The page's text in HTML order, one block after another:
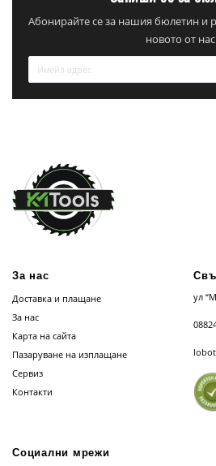
Абонирайте се за нашия бюлетин и
новото от
За нас
Доставка и плащане
За нас
Карта на сайта
Пазаруване на изплащане
Сервиз
Контакти
ул
Социални мрежи